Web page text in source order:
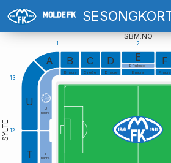
A B
B nedre C nedre D nedre E nedre F nedre
U
nedre
T
nedre
C D E
E Rullestol F
T
U
1 2
13
12
SBM.NO
SYLTE